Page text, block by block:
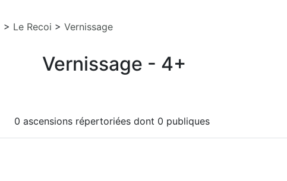
> Le Recoi > Vernissage
Vernissage - 4+
0 ascensions répertoriées dont 0 publiques